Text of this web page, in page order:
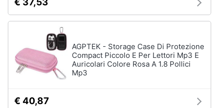
AGPTEK - Storage Case Di Protezione
Compact Piccolo E Per Lettori Mp3 E
Auricolari Colore Rosa A 1.8 Pollici
Mp3
€ 40,87